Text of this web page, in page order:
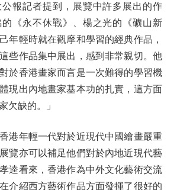
報記者提到，展覽中許多展出的作
《永不休戰》、楊之光的《礦山新
年輕時就在觀摩和學習的經典作品，
些作品集中展出，感到非常親切。他
於香港畫家而言是一次難得的學習機
現出內地畫家基本功的扎實，這方面
欠缺的。」
年輕一代對於近現代中國繪畫嚴重
覽亦可以補足他們對於內地近現代藝
逵看來，香港作為中外文化藝術交流
介紹西方藝術作品方面發揮了很好的